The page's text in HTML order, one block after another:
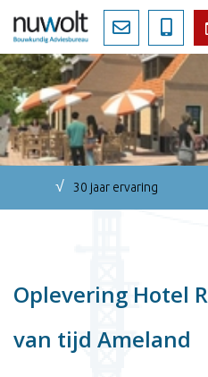
√ 30 jaar ervaring
Oplevering Hotel
van tijd Ameland